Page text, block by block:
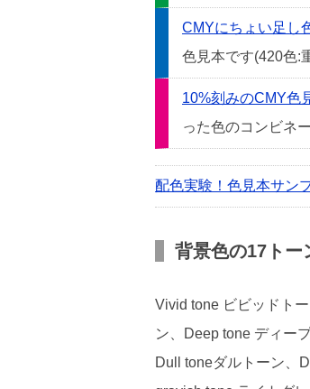
CMYにちょい足し
色見本です(420色:
10%刻みのCMY色
った色のコンビネ
配色実験！色見本サン
背景色の17トー
Vivid tone ビビッドト
ン、Deep tone ディー
Dull toneダルトーン、